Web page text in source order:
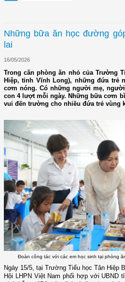
Những bữa ăn học đường
lai
16/05/2026
Trong căn phòng ăn nhỏ của Trường
Hiệp, tỉnh Vĩnh Long), những đứa trẻ
cơm nóng. Có những người mẹ,
con 4 lượt mỗi ngày. Những bữa cơm
vui đến trường cho nhiều đứa trẻ vùng
Đoàn công tác với các em học sinh tại phòng
Ngày 15/5, tại Trường Tiểu học Tân Hiệp
Hội LHPN Việt Nam phối hợp với UBND